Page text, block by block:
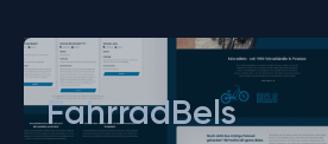
FahrradBels